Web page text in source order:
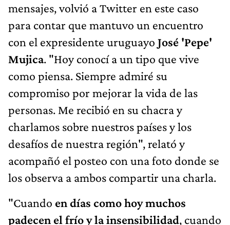
mensajes, volvió a Twitter en este caso
para contar que mantuvo un encuentro
con el expresidente uruguayo José 'Pepe'
Mujica. "Hoy conocí a un tipo que vive
como piensa. Siempre admiré su
compromiso por mejorar la vida de las
personas. Me recibió en su chacra y
charlamos sobre nuestros países y los
desafíos de nuestra región", relató y
acompañó el posteo con una foto donde se
los observa a ambos compartir una charla.
"Cuando en días como hoy muchos
padecen el frío y la insensibilidad, cuando